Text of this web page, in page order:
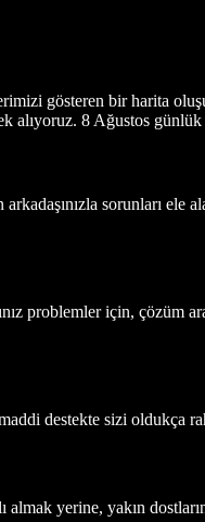
gösteren bir harita
alıyoruz. 8 Ağustos
sorunları ele
problemler için, çözüm
destekte sizi oldukça
yerine, yakın